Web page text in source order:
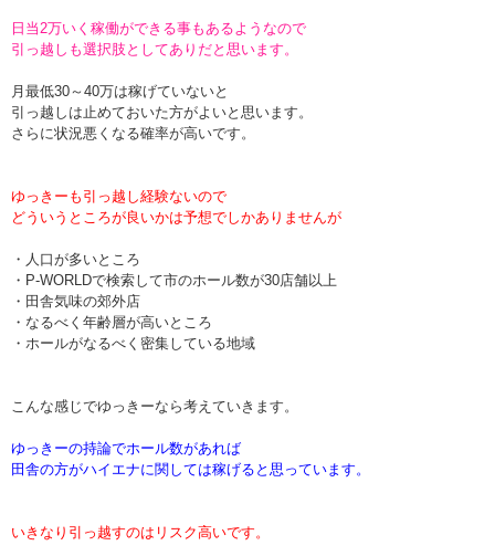
日当2万いく稼働ができる事もあるようなので
引っ越しも選択肢としてありだと思います。
月最低30～40万は稼げていないと
引っ越しは止めておいた方がよいと思います。
さらに状況悪くなる確率が高いです。
ゆっきーも引っ越し経験ないので
どういうところが良いかは予想でしかありませんが
・人口が多いところ
・P-WORLDで検索して市のホール数が30店舗以上
・田舎気味の郊外店
・なるべく年齢層が高いところ
・ホールがなるべく密集している地域
こんな感じでゆっきーなら考えていきます。
ゆっきーの持論でホール数があれば
田舎の方がハイエナに関しては稼げると思っています。
いきなり引っ越すのはリスク高いです。